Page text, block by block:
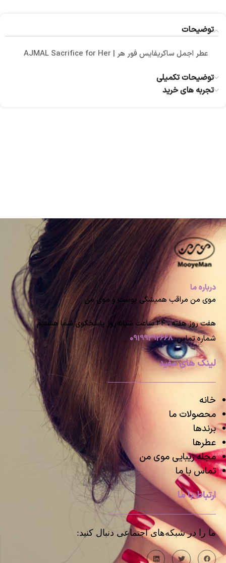
توضیحات
عطر اجمل ساکریفایس فور هر | AJMAL Sacrifice for Her
توضیحات تکمیلی
تجربه های خرید
درباره ما
موی من مراقب همیشگی پوست و موی من
هفت روز هفته ، ۲۴ ساعت شبانه‌روز پاسخگوی شما هستیم
شماره تماس:09199292668
لینک های مفید
خانه
محصولات ما
برندها
عطرها
مجله زیبایی موی من
تماس با ما
ارتباط با ما
ما را در شبکه‌های اجتماعی دنبال کنید: